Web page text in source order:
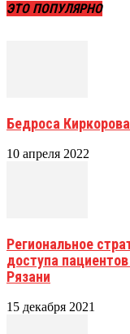
ЭТО ПОПУЛЯРНО
Бедроса
10 апреля 2022
Региональное
доступа
Рязани
15 декабря 2021